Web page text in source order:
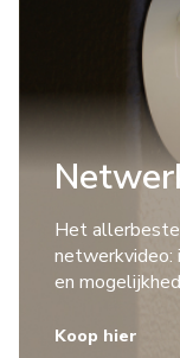
Het
en
Koop hier